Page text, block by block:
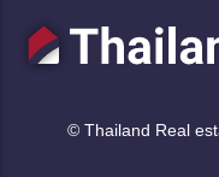
© Thailand Real